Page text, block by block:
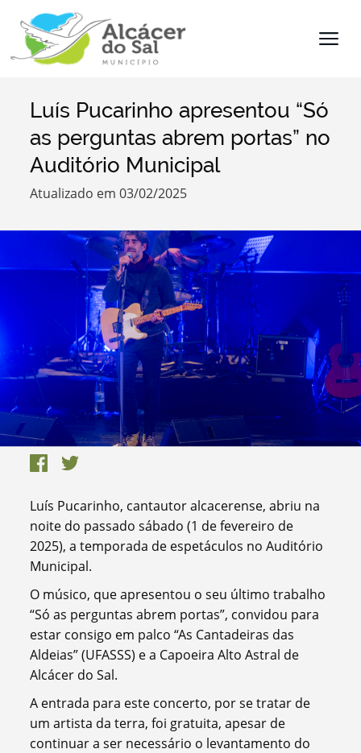
Termo de Pesquisa
Luís Pucarinho apresentou “Só
as perguntas abrem portas” no
Auditório Municipal
Atualizado em 03/02/2025
Luís Pucarinho, cantautor alcacerense, abriu na
noite do passado sábado (1 de fevereiro de
2025), a temporada de espetáculos no Auditório
Municipal.
O músico, que apresentou o seu último trabalho
“Só as perguntas abrem portas”, convidou para
estar consigo em palco “As Cantadeiras das
Aldeias” (UFASSS) e a Capoeira Alto Astral de
Alcácer do Sal.
A entrada para este concerto, por se tratar de
um artista da terra, foi gratuita, apesar de
continuar a ser necessário o levantamento do